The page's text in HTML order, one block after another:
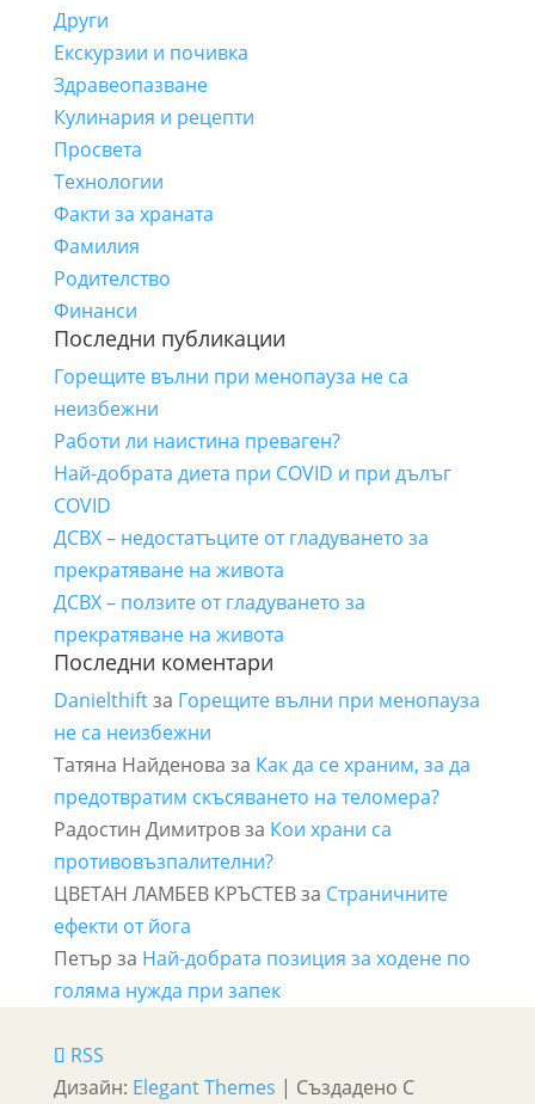
Други
Екскурзии и почивка
Здравеопазване
Кулинария и рецепти
Просвета
Технологии
Факти за храната
Фамилия
Родителство
Финанси
Последни публикации
Горещите вълни при менопауза не са
неизбежни
Работи ли наистина преваген?
Най-добрата диета при COVID и при дълъг
COVID
ДСВХ – недостатъците от гладуването за
прекратяване на живота
ДСВХ – ползите от гладуването за
прекратяване на живота
Последни коментари
Danielthiftза Горещите вълни при менопауза
не са неизбежни
Татяна Найденова за Как да се храним, за да
предотвратим скъсяването на теломера?
Радостин Димитровза Кои храни са
противовъзпалителни?
ЦВЕТАН ЛАМБЕВ КРЪСТЕВза Страничните
ефекти от йога
Петър за Най-добрата позиция за ходене по
голяма нужда при запек
RSS
Дизайн: Elegant Themes | Създадено С